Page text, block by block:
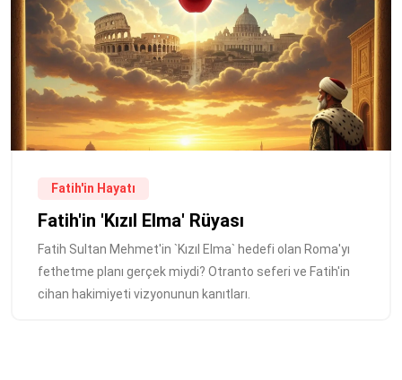
Fatih'in Hayatı
Fatih'in 'Kızıl Elma' Rüyası
Fatih Sultan Mehmet'in `Kızıl Elma` hedefi olan Roma'yı
fethetme planı gerçek miydi? Otranto seferi ve Fatih'in
cihan hakimiyeti vizyonunun kanıtları.